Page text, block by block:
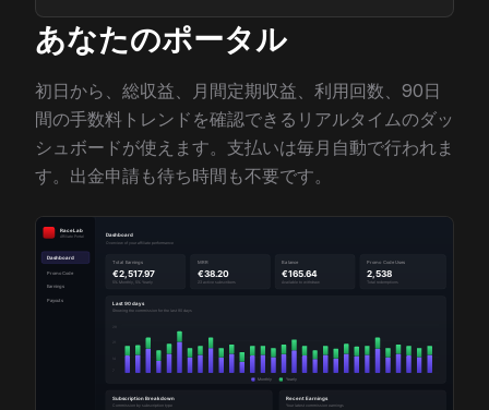
あなたのポータル
初日から、総収益、月間定期収益、利用回数、90日
間の手数料トレンドを確認できるリアルタイムのダッ
シュボードが使えます。支払いは毎月自動で行われま
す。出金申請も待ち時間も不要です。